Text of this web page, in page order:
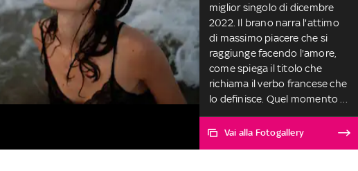
miglior singolo di dicembre
2022. Il brano narra l'attimo
di massimo piacere che si
raggiunge facendo l'amore,
come spiega il titolo che
richiama il verbo francese che
lo definisce. Quel momento è
vissuto come il massimo della
complicità tra due
Vai alla Fotogallery